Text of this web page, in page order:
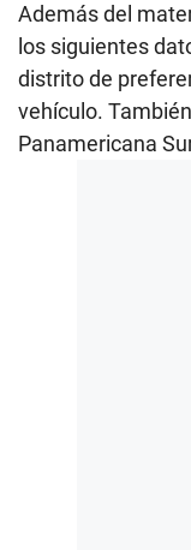
Además del
los siguientes
distrito de
vehículo.
Panamericana